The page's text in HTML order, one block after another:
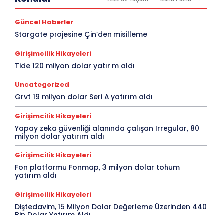
Güncel Haberler
Stargate projesine Çin’den misilleme
Girişimcilik Hikayeleri
Tide 120 milyon dolar yatırım aldı
Uncategorized
Grvt 19 milyon dolar Seri A yatırım aldı
Girişimcilik Hikayeleri
Yapay zeka güvenliği alanında çalışan Irregular, 80
milyon dolar yatırım aldı
Girişimcilik Hikayeleri
Fon platformu Fonmap, 3 milyon dolar tohum
yatırım aldı
Girişimcilik Hikayeleri
Diştedavim, 15 Milyon Dolar Değerleme Üzerinden 440